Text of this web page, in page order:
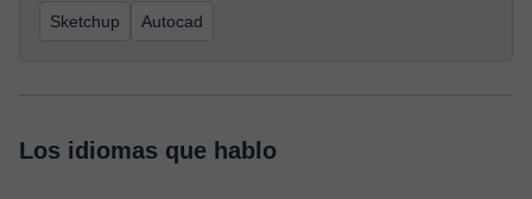
Sketchup Autocad
Los idiomas que hablo